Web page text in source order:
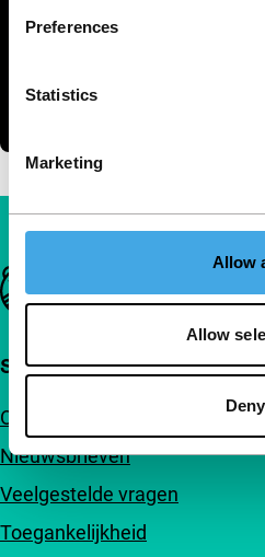
Preferences
Statistics
Marketing
Allow
Allow
Deny
Belangrijke links
Snel naar
Over ons
Nieuwsbrieven
Veelgestelde vragen
Toegankelijkheid